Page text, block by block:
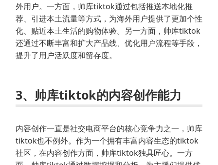
外用户。一方面，帅库tiktok通过包括推送本地化推
荐、引进本土流量等方式，为海外用户提供了更加个性
化、贴近本土生活的购物体验。另一方面，帅库tiktok
还通过不断丰富和扩大产品线、优化用户流程等手段，
提升了用户活跃度和留存度。
3、帅库tiktok的内容创作能力
内容创作一直是社交电商平台的核心竞争力之一，帅库
tiktok也不例外。作为一个拥有丰富内容生态的tiktok
社区，在内容创作方面，帅库tiktok独具匠心。一方